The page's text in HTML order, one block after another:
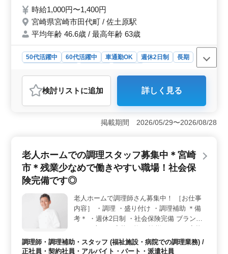
躍中 ＊60歳以上活躍中
時給1,000円〜1,400円
宮崎県宮崎市田代町 / 佐土原駅
平均年齢 46.6歳 / 最高年齢 63歳
50代活躍中 60代活躍中 車通勤OK 週休2日制
長期
調理師・調理補助・スタッフ
おすすめポイント
＜柔軟な働き方と昇給制度＞ 週3〜5日のシフト制で、プ
ライベートとの両立が可能です。さらに、昇給制度もあ
り、あなたの努力が評価される仕組みが整っていま
を若手に伝える場も提供されます。キャリアの継続と発
展に最適です。 ＜働きやすい環境＞ 残業が少なく、
車通勤が可能なため、通勤も便利です。シニア世代の方
が多く活躍しており、年齢を問わず働きやすい環境が整
っています。
検討リスト に追加 詳しく見る
掲載期間 2026/05/29〜2026/08/28
老人ホームでの調理スタッフ募集中＊宮崎
市＊残業少なめで働きやすい職場！社会保
険完備です◎
老人ホームで調理師さん募集中！ ［お仕事
内容］ ・調理 ・盛り付け ・調理補助 ＊備
考＊ ・週休2日制 ・社会保険完備 ブランク
お待ちしております！
調理師・調理補助・スタッフ (福祉施設・病院での調理業務) /
正社員・契約社員・アルバイト・パート・派遣社員